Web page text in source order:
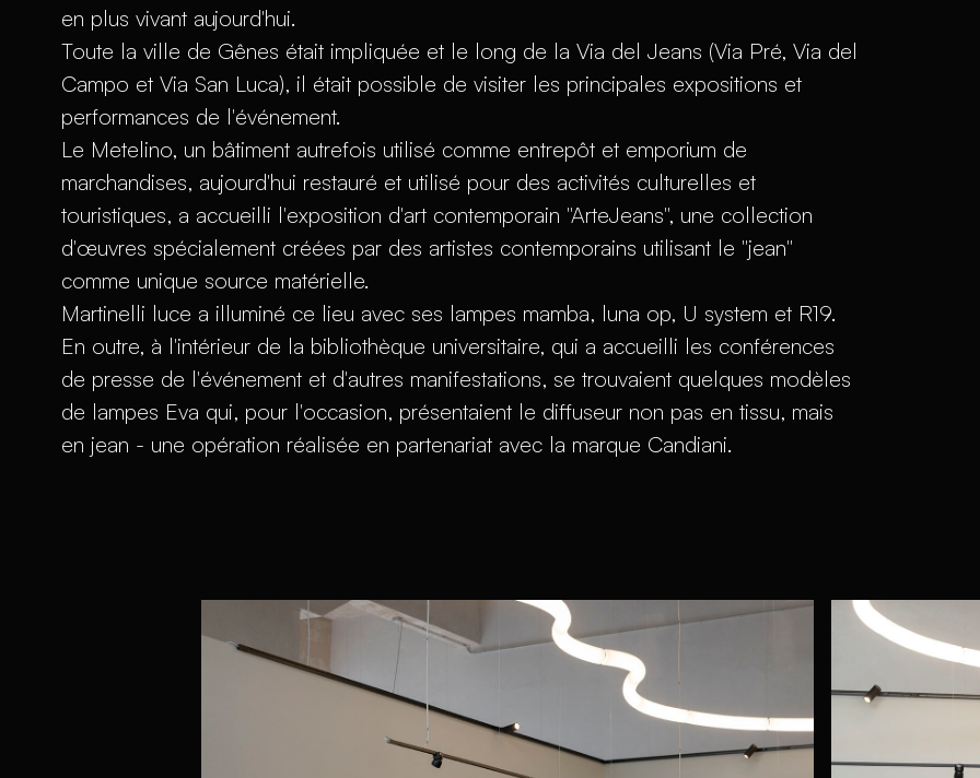
en plus vivant aujourd'hui.
Toute la ville de Gênes était impliquée et le long de la Via del Jeans (Via Pré, Via del
Campo et Via San Luca), il était possible de visiter les principales expositions et
performances de l'événement.
Le Metelino, un bâtiment autrefois utilisé comme entrepôt et emporium de
marchandises, aujourd'hui restauré et utilisé pour des activités culturelles et
touristiques, a accueilli l'exposition d'art contemporain "ArteJeans", une collection
d'œuvres spécialement créées par des artistes contemporains utilisant le "jean"
comme unique source matérielle.
Martinelli luce a illuminé ce lieu avec ses lampes mamba, luna op, U system et R19.
En outre, à l'intérieur de la bibliothèque universitaire, qui a accueilli les conférences
de presse de l'événement et d'autres manifestations, se trouvaient quelques modèles
de lampes Eva qui, pour l'occasion, présentaient le diffuseur non pas en tissu, mais
en jean - une opération réalisée en partenariat avec la marque Candiani.